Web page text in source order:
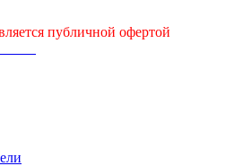
публичной офертой